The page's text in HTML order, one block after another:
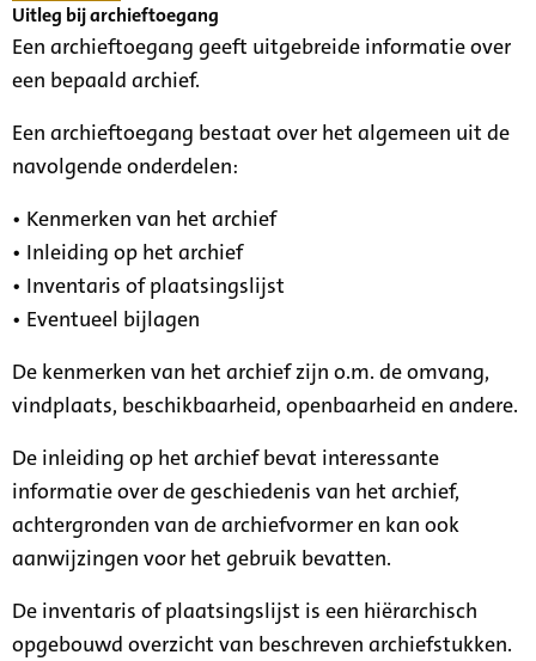
Uitleg bij archieftoegang
Een archieftoegang geeft uitgebreide informatie over
een bepaald archief.
Een archieftoegang bestaat over het algemeen uit de
navolgende onderdelen:
• Kenmerken van het archief
• Inleiding op het archief
• Inventaris of plaatsingslijst
• Eventueel bijlagen
De kenmerken van het archief zijn o.m. de omvang,
vindplaats, beschikbaarheid, openbaarheid en andere.
De inleiding op het archief bevat interessante
informatie over de geschiedenis van het archief,
achtergronden van de archiefvormer en kan ook
aanwijzingen voor het gebruik bevatten.
De inventaris of plaatsingslijst is een hiërarchisch
opgebouwd overzicht van beschreven archiefstukken.